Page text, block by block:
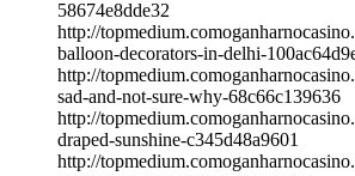
58674e8dde32
http://
balloon-decorators-in-delhi-
http://
sad-and-not-sure-why-68c66c139636
http://
draped-sunshine-c345d48a9601
http://